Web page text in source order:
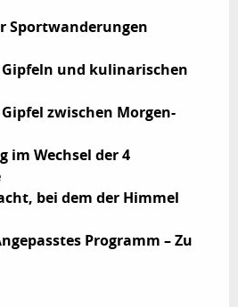
Sportwanderungen
und kulinarischen
zwischen Morgen-
im Wechsel der 4
bei dem der Himmel
Programm – Zu